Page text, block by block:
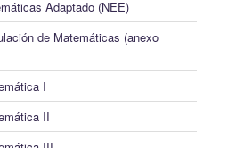
Adaptado (NEE)
de Matemáticas (anexo
I
II